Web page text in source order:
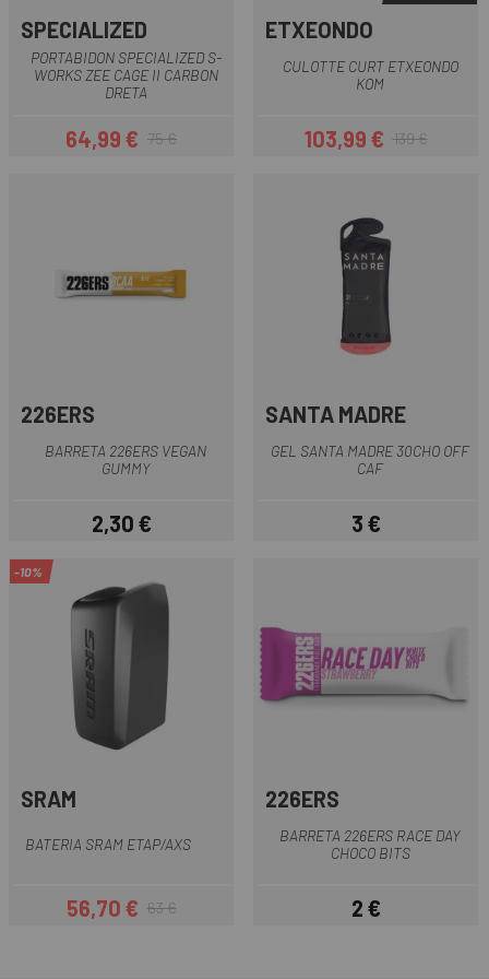
SPECIALIZED
PORTABIDON SPECIALIZED S-
WORKS ZEE CAGE II CARBON
DRETA
Preu
64,99 €Preu regular
75 €
ETXEONDO
CULOTTE CURT ETXEONDO
KOM
Preu
103,99 €Preu regular
139 €
226ERS
BARRETA 226ERS VEGAN
GUMMY
Preu
2,30 €
SANTA MADRE
GEL SANTA MADRE 30CHO OFF
CAF
Preu
3 €
-10%
SRAM
BATERIA SRAM ETAP/AXS
Preu
56,70 €Preu regular
63 €
226ERS
BARRETA 226ERS RACE DAY
CHOCO BITS
Preu
2 €